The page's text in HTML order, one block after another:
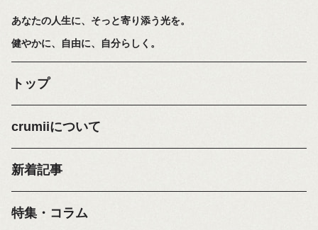
あなたの人生に、そっと寄り添う光を。
健やかに、自由に、自分らしく。
トップ
crumiiについて
新着記事
特集・コラム